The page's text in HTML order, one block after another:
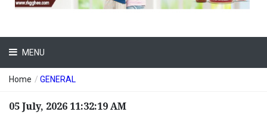
MENU
Home / GENERAL
05 July, 2026 11:32:19 AM